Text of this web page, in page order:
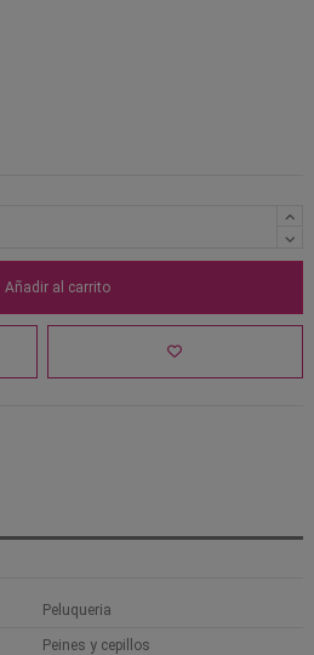
Añadir al carrito
Peluqueria
Peines y cepillos